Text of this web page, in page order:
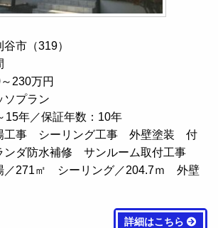
市（319）
230万円
ソプラン
15年／保証年数：10年
工事 シーリング工事 外壁塗装 付
ダ防水補修 サンルーム取付工事
／271㎡ シーリング／204.7ｍ 外壁
詳細はこちら